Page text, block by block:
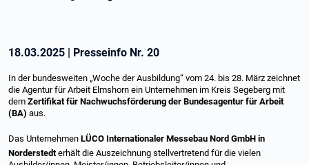
18.03.2025 | Presseinfo Nr. 20
In der bundesweiten „Woche der Ausbildung“ vom 24. bis 28. März zeichnet
die Agentur für Arbeit Elmshorn ein Unternehmen im Kreis Segeberg mit
dem Zertifikat für Nachwuchsförderung der Bundesagentur für Arbeit
(BA) aus.
Das Unternehmen LÜCO Internationaler Messebau Nord GmbH in
Norderstedterhält die Auszeichnung stellvertretend für die vielen